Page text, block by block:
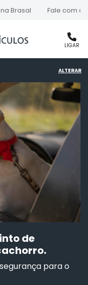
Brasal Fale com a
LIGAR
ALTERAR
de
para o